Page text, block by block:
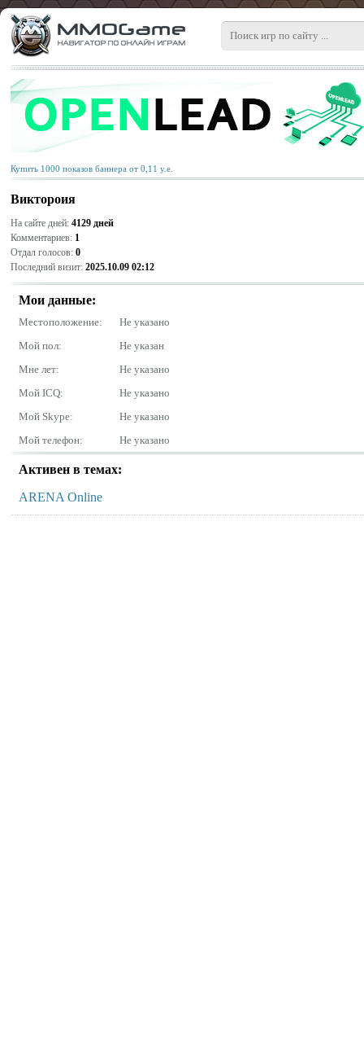
Купить 1000 показов баннера от 0,11 у.е.
Виктороия
На сайте дней: 4129 дней
Комментариев: 1
Отдал голосов: 0
Последний визит: 2025.10.09 02:12
Мои данные:
Местоположение:
Не указано
Мой пол:
Не указан
Мне лет:
Не указано
Мой ICQ:
Не указано
Мой Skype:
Не указано
Мой телефон:
Не указано
Активен в темах:
ARENA Online